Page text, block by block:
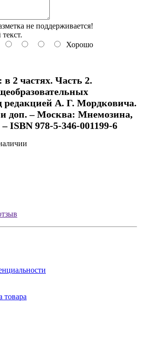
не поддерживается!
Хорошо
в 2 частях. Часть 2.
редакцией А. Г. Мордковича.
и доп. – Москва: Мнемозина,
ISBN 978-5-346-001199-6
товара